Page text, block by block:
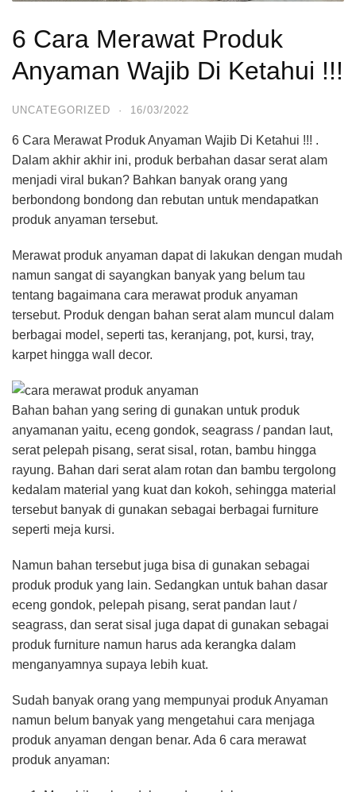
6 Cara Merawat Produk
Anyaman Wajib Di Ketahui !!!
UNCATEGORIZED · 16/03/2022
6 Cara Merawat Produk Anyaman Wajib Di Ketahui !!! .
Dalam akhir akhir ini, produk berbahan dasar serat alam
menjadi viral bukan? Bahkan banyak orang yang
berbondong bondong dan rebutan untuk mendapatkan
produk anyaman tersebut.
Merawat produk anyaman dapat di lakukan dengan mudah
namun sangat di sayangkan banyak yang belum tau
tentang bagaimana cara merawat produk anyaman
tersebut. Produk dengan bahan serat alam muncul dalam
berbagai model, seperti tas, keranjang, pot, kursi, tray,
karpet hingga wall decor.
Bahan bahan yang sering di gunakan untuk produk
anyamanan yaitu, eceng gondok, seagrass / pandan laut,
serat pelepah pisang, serat sisal, rotan, bambu hingga
rayung. Bahan dari serat alam rotan dan bambu tergolong
kedalam material yang kuat dan kokoh, sehingga material
tersebut banyak di gunakan sebagai berbagai furniture
seperti meja kursi.
Namun bahan tersebut juga bisa di gunakan sebagai
produk produk yang lain. Sedangkan untuk bahan dasar
eceng gondok, pelepah pisang, serat pandan laut /
seagrass, dan serat sisal juga dapat di gunakan sebagai
produk furniture namun harus ada kerangka dalam
menganyamnya supaya lebih kuat.
Sudah banyak orang yang mempunyai produk Anyaman
namun belum banyak yang mengetahui cara menjaga
produk anyaman dengan benar. Ada 6 cara merawat
produk anyaman: